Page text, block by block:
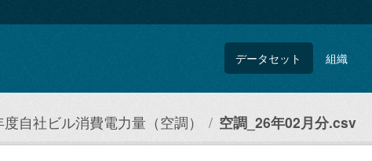
データセット 組織
自社ビル消費電力量（空調） 空調_26年02月分.csv